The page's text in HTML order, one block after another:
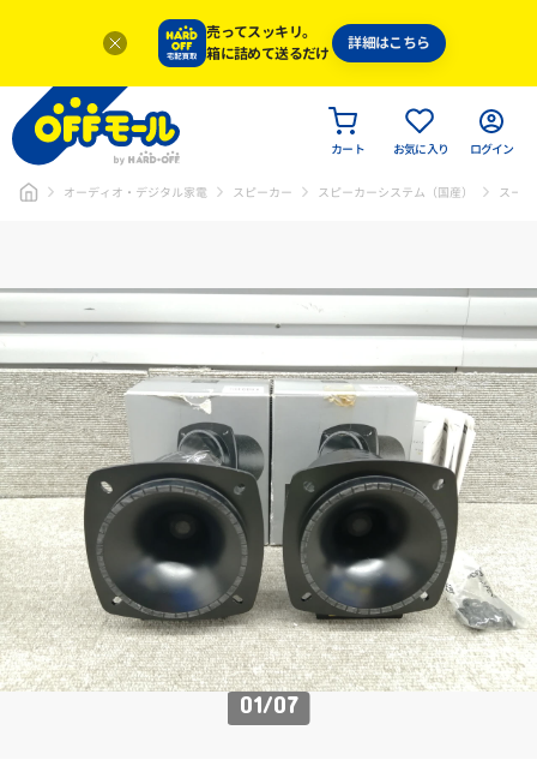
売ってスッキリ。
箱に詰めて送るだけ
詳細はこちら
カート お気に入り ログイン
オーディオ・デジタル家電 スピーカー スピーカーシステム（国産） スー
01/07